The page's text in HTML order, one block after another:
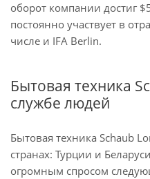
оборот компании достиг
постоянно участвует в
числе и IFA Berlin.
Бытовая техника
службе людей
Бытовая техника Schaub
странах: Турции и
огромным спросом